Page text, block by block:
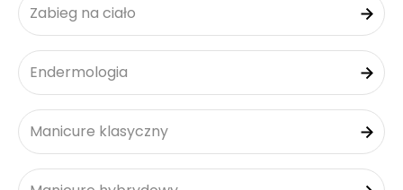
Zabieg na ciało
Endermologia
Manicure klasyczny